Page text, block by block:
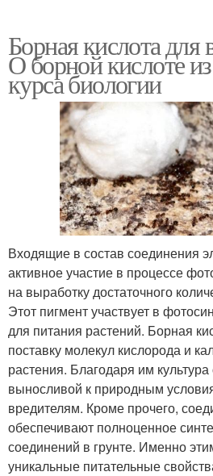
Борная кислота для
О борной кислоте
курса биологии
Входящие в состав соединения
активное участие в процессе
на выработку достаточного
Этот пигмент участвует в
для питания растений. Борная
поставку молекул кислорода и
растения. Благодаря им
выносливой к природным
вредителям. Кроме прочего,
обеспечивают полноценное
соединений в грунте. Именно
уникальные питательные